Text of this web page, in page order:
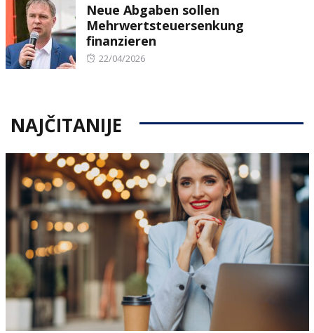
Neue Abgaben sollen
Mehrwertsteuersenkung
finanzieren
Posted
22/04/2026
NAJČITANIJE